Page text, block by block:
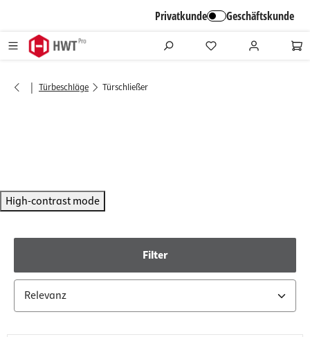
Privatkunde Geschäftskunde
| Türbeschläge Türschließer
High-contrast mode
Filter